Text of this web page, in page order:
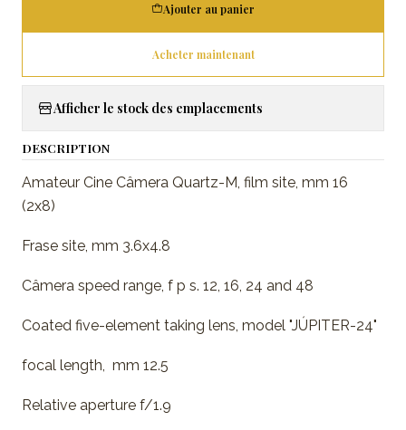
Ajouter au panier
Acheter maintenant
Afficher le stock des emplacements
DESCRIPTION
Amateur Cine Câmera Quartz-M, film site, mm 16
(2x8)
Frase site, mm 3.6x4.8
Câmera speed range, f p s. 12, 16, 24 and 48
Coated five-element taking lens, model "JÚPITER-24"
focal length, mm 12.5
Relative aperture f/1.9